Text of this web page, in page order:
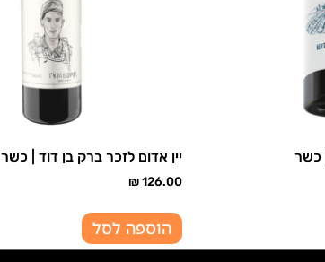
| כשר יין אדום לזכר ברק בן דוד | כשר
₪126.00
הוספה לסל